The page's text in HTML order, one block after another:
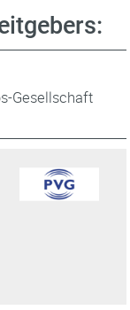
Gesellschaft